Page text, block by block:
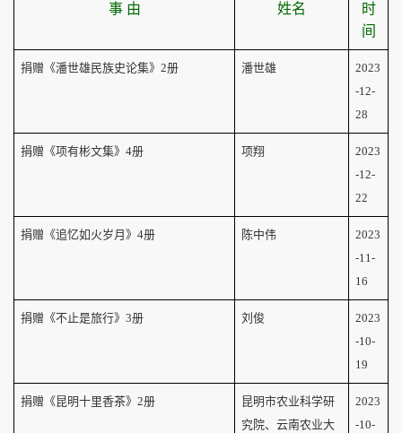
事 由 姓名
时
间
捐赠《潘世雄民族史论集》2册 潘世雄
2023
-12-
28
捐赠《项有彬文集》4册 项翔
2023
-12-
22
捐赠《追忆如火岁月》4册 陈中伟
2023
-11-
16
捐赠《不止是旅行》3册 刘俊
2023
-10-
19
捐赠《昆明十里香茶》2册
昆明市农业科学研
究院、云南农业大
2023
-10-